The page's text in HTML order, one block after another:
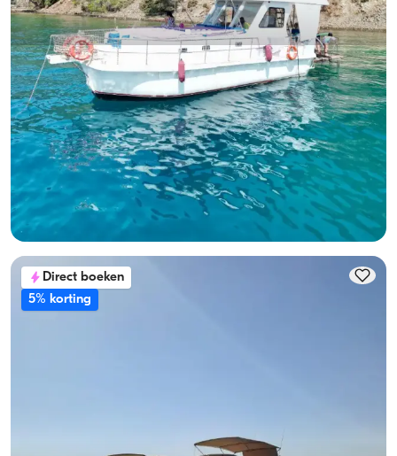
Gocek, Muğla Nieuwe boot
10-Persoon Capaciteit, Bemanning-On-Board & Fuel-
Included Jachtverhuur
Met kapitein
Boot
Zeilen 10 Pers. · 3 Hut · 12.00m
Laagste
24.000 TL
Beschikbaarheid & prijs bekijken
Direct boeken
5% korting